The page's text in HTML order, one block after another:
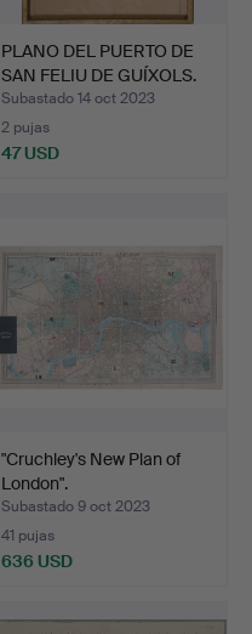
PLANO DEL PUERTO DE
SAN FELIU DE GUÍXOLS.
Subastado 14 oct 2023
2 pujas
47 USD
"Cruchley's New Plan of
London".
Subastado 9 oct 2023
41 pujas
636 USD